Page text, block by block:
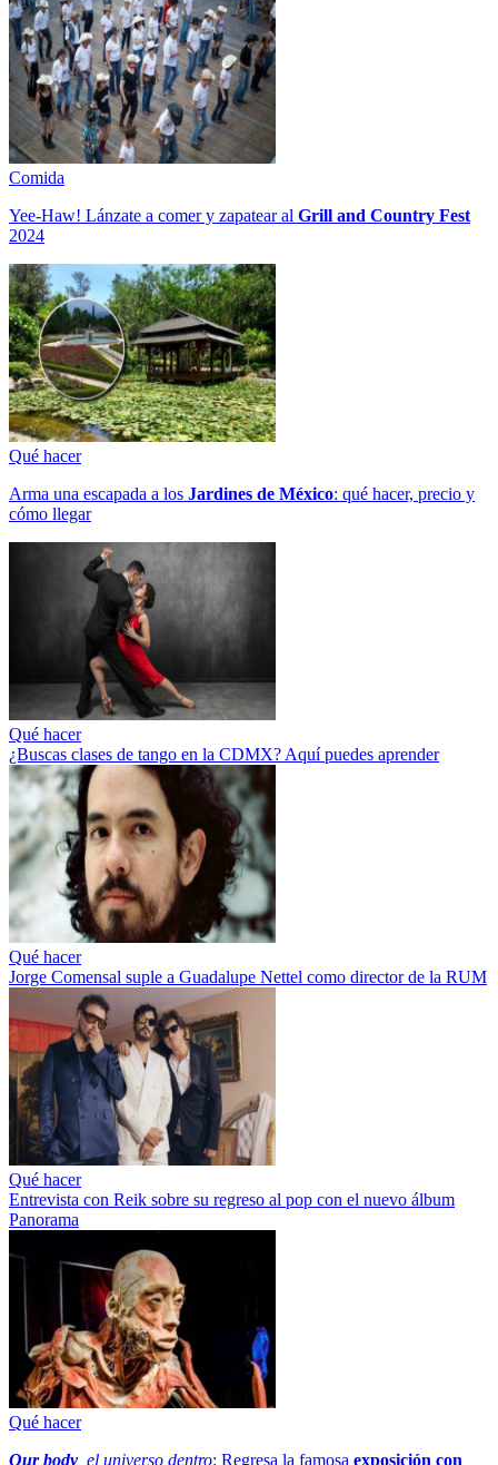
Comida
Yee-Haw! Lánzate a comer y zapatear al Grill and Country Fest
2024
Qué hacer
Arma una escapada a los Jardines de México: qué hacer, precio y
cómo llegar
Qué hacer
¿Buscas clases de tango en la CDMX? Aquí puedes aprender
Qué hacer
Jorge Comensal suple a Guadalupe Nettel como director de la RUM
Qué hacer
Entrevista con Reik sobre su regreso al pop con el nuevo álbum
Panorama
Qué hacer
Our body , el universo dentro: Regresa la famosa exposición con